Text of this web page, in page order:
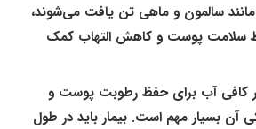
سالمون و ماهی تن یافت می‌شوند،
سلامت پوست و کاهش التهاب کمک
کافی آب برای حفظ رطوبت پوست و
آن بسیار مهم است. بیمار باید در طول